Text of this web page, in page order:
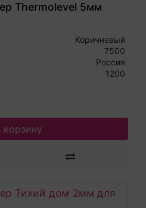
Thermolevel 5мм
Коричневый
7500
Россия
1200
корзину